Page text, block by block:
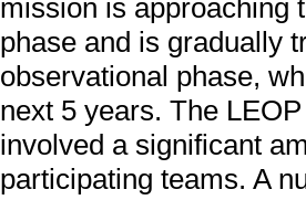
mission is approaching
phase and is gradually
observational phase,
next 5 years. The
involved a significant
participating teams. A